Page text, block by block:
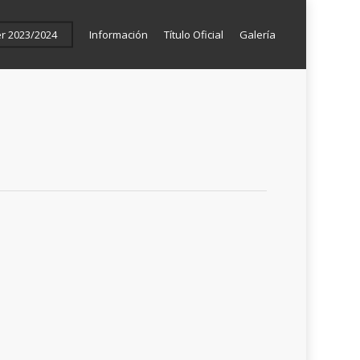
2023/2024 Información Título Oficial Galería